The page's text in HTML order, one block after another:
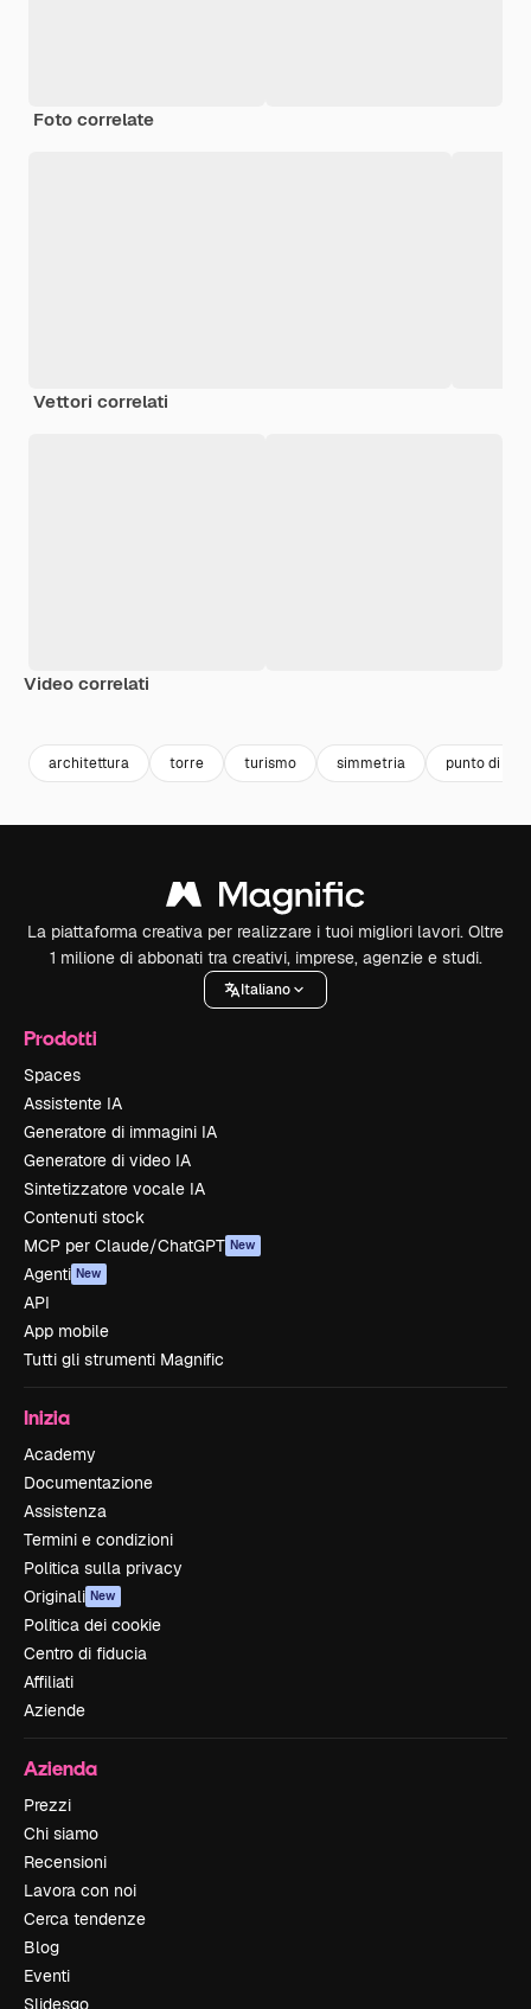
Foto correlate
Vettori correlati
Video correlati
architettura torre turismo simmetria punto di
La piattaforma creativa per realizzare i tuoi migliori lavori. Oltre
1 milione di abbonati tra creativi, imprese, agenzie e studi.
Italiano
Prodotti
Spaces
Assistente IA
Generatore di immagini IA
Generatore di video IA
Sintetizzatore vocale IA
Contenuti stock
MCP per Claude/ChatGPT New
Agenti New
API
App mobile
Tutti gli strumenti Magnific
Inizia
Academy
Documentazione
Assistenza
Termini e condizioni
Politica sulla privacy
Originali New
Politica dei cookie
Centro di fiducia
Affiliati
Aziende
Azienda
Prezzi
Chi siamo
Recensioni
Lavora con noi
Cerca tendenze
Blog
Eventi
Slidesgo